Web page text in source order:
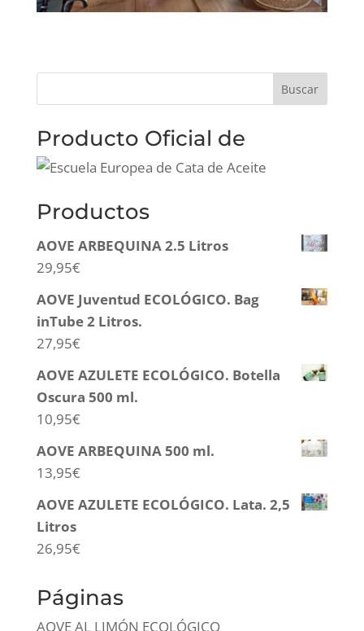
Producto Oficial de
Productos
AOVE ARBEQUINA 2.5 Litros
29,95€
AOVE Juventud ECOLÓGICO. Bag
inTube 2 Litros.
27,95€
AOVE AZULETE ECOLÓGICO. Botella
Oscura 500 ml.
10,95€
AOVE ARBEQUINA 500 ml.
13,95€
AOVE AZULETE ECOLÓGICO. Lata. 2,5
Litros
26,95€
Páginas
AOVE AL LIMÓN ECOLÓGICO